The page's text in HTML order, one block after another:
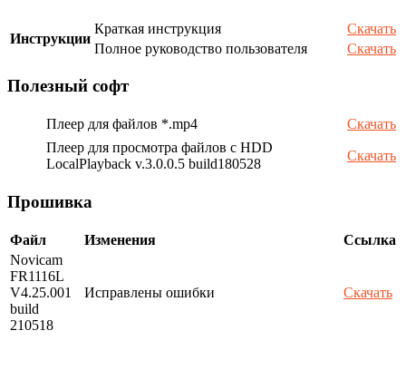
Инструкции
Краткая инструкция
Скачать
Полное руководство пользователя
Скачать
Полезный софт
Плеер для файлов *.mp4
Скачать
Плеер для просмотра файлов с HDD
LocalPlayback v.3.0.0.5 build180528
Скачать
Прошивка
Файл Изменения
Ссылка
Novicam
FR1116L
V4.25.001
build
210518
Исправлены ошибки Скачать